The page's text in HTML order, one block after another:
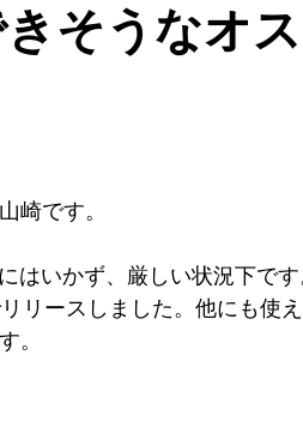
そうなオ
崎です。
はいかず、厳しい状況下で
リースしました。他にも使
。